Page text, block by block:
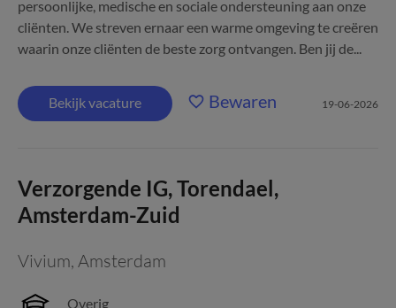
persoonlijke, medische en sociale ondersteuning aan onze
cliënten. We streven ernaar een warme omgeving te creëren
waarin onze cliënten de beste zorg ontvangen. Ben jij de...
Bekijk vacature Bewaren 19-06-2026
Verzorgende IG, Torendael,
Amsterdam-Zuid
Vivium, Amsterdam
Overig